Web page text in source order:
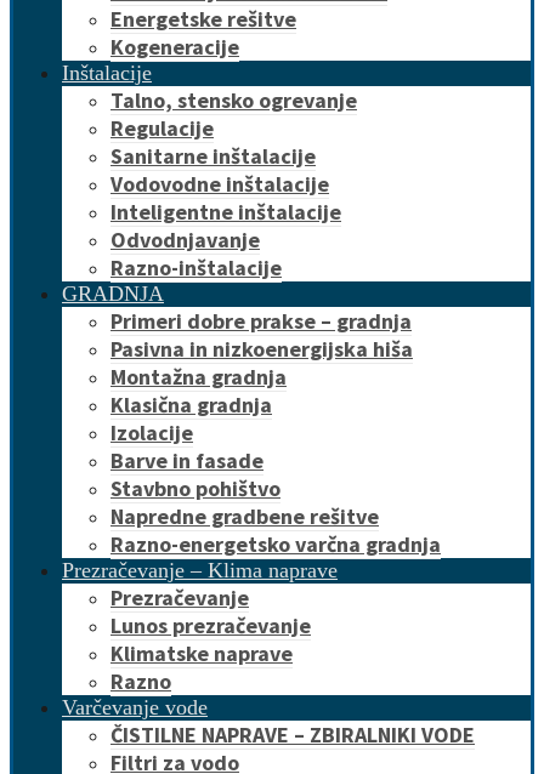
Energetske rešitve
Kogeneracije
Inštalacije
Talno, stensko ogrevanje
Regulacije
Sanitarne inštalacije
Vodovodne inštalacije
Inteligentne inštalacije
Odvodnjavanje
Razno-inštalacije
GRADNJA
Primeri dobre prakse – gradnja
Pasivna in nizkoenergijska hiša
Montažna gradnja
Klasična gradnja
Izolacije
Barve in fasade
Stavbno pohištvo
Napredne gradbene rešitve
Razno-energetsko varčna gradnja
Prezračevanje – Klima naprave
Prezračevanje
Lunos prezračevanje
Klimatske naprave
Razno
Varčevanje vode
ČISTILNE NAPRAVE – ZBIRALNIKI VODE
Filtri za vodo